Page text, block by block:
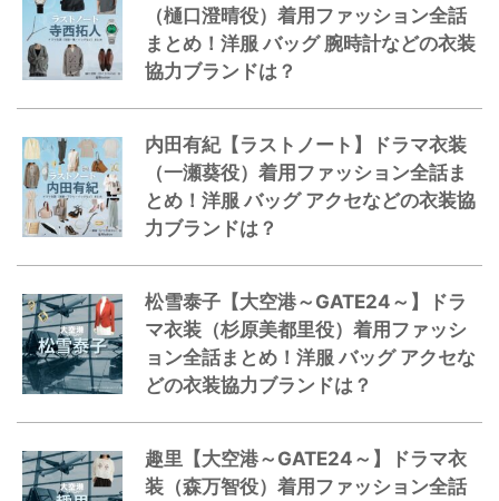
（樋口澄晴役）着用ファッション全話
まとめ！洋服 バッグ 腕時計などの衣装
協力ブランドは？
内田有紀【ラストノート】ドラマ衣装
（一瀬葵役）着用ファッション全話ま
とめ！洋服 バッグ アクセなどの衣装協
力ブランドは？
松雪泰子【大空港～GATE24～】ドラ
マ衣装（杉原美都里役）着用ファッシ
ョン全話まとめ！洋服 バッグ アクセな
どの衣装協力ブランドは？
趣里【大空港～GATE24～】ドラマ衣
装（森万智役）着用ファッション全話